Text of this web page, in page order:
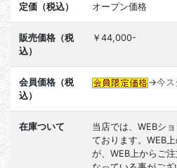
定価（税込） オープン価格
販売価格（税
込）
￥44,000-
会員価格（税
込）
→今ス
在庫ついて
当店では、WEBシ
ております。WEB
が、WEB上からご